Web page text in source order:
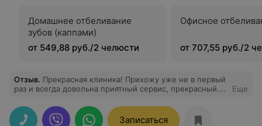
Домашнее отбеливание
зубов (каппами)
от 549,88 руб./2 челюсти
Офисное
от 707,55 руб./2
Отзыв. Прекрасная клиника! Прихожу уже не в первый
раз и всегда довольна приятный сервис, прекрасный.
Рекомендую.
Еще
Записаться